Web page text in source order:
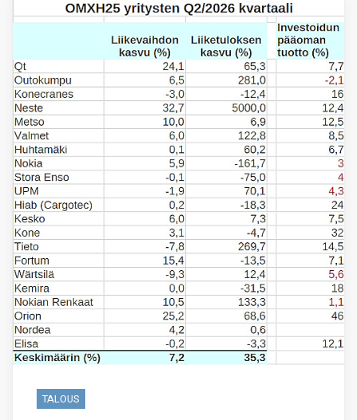
TALOUS